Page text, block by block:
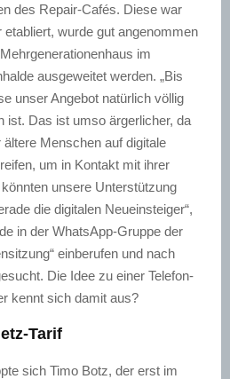
des Repair-Cafés. Diese war
wurde gut angenommen
im
ausgeweitet werden. „Bis
unser Angebot natürlich völlig
ist. Das ist umso ärgerlicher, da
Menschen auf digitale
um in Kontakt mit ihrer
unsere Unterstützung
die digitalen Neueinsteiger“,
in der WhatsApp-Gruppe der
einberufen und nach
Die Idee zu einer Telefon-
kennt sich damit aus?
Tarif
sich Timo Botz, der erst im